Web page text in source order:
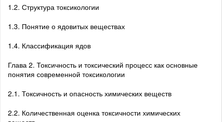
1.2. Структура токсикологии
1.3. Понятие о ядовитых веществах
1.4. Классификация ядов
Глава 2. Токсичность и токсический процесс как основные
понятия современной токсикологии
2.1. Токсичность и опасность химических веществ
2.2. Количественная оценка токсичности химических